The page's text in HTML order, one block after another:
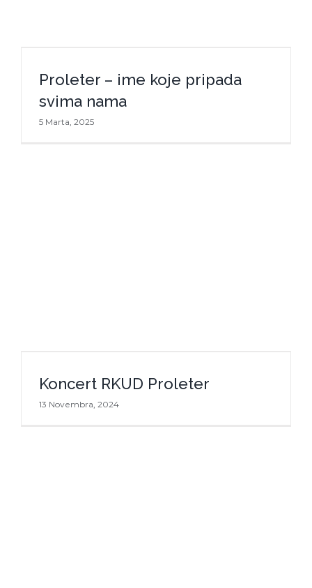
nama
Proleter – ime koje pripada
svima nama
5 Marta, 2025
Koncert RKUD Proleter
13 Novembra, 2024